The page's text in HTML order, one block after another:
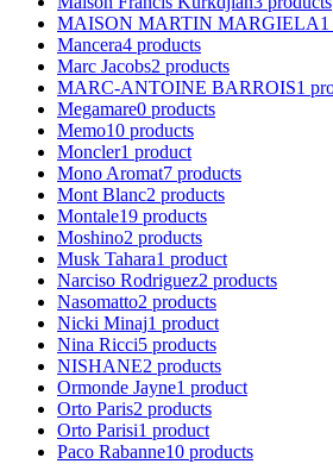
MAISON MARTIN MARGIELA1
Mancera4 products
Marc Jacobs2 products
MARC-ANTOINE BARROIS1
Megamare0 products
Memo10 products
Moncler1 product
Mono Aromat7 products
Mont Blanc2 products
Montale19 products
Moshino2 products
Musk Tahara1 product
Narciso Rodriguez2 products
Nasomatto2 products
Nicki Minaj1 product
Nina Ricci5 products
NISHANE2 products
Ormonde Jayne1 product
Orto Paris2 products
Orto Parisi1 product
Paco Rabanne10 products